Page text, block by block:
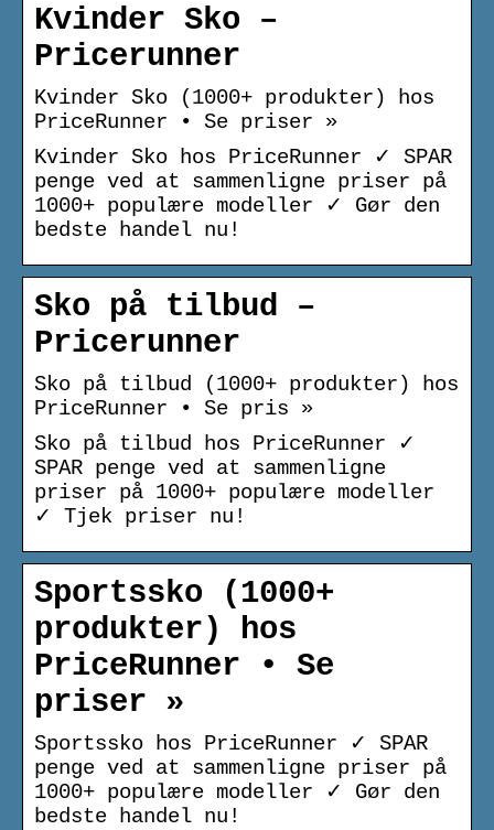
Kvinder Sko –
Pricerunner
Kvinder Sko (1000+ produkter) hos
PriceRunner • Se priser »
Kvinder Sko hos PriceRunner ✓ SPAR
penge ved at sammenligne priser på
1000+ populære modeller ✓ Gør den
bedste handel nu!
Sko på tilbud –
Pricerunner
Sko på tilbud (1000+ produkter) hos
PriceRunner • Se pris »
Sko på tilbud hos PriceRunner ✓
SPAR penge ved at sammenligne
priser på 1000+ populære modeller
✓ Tjek priser nu!
Sportssko (1000+
produkter) hos
PriceRunner • Se
priser »
Sportssko hos PriceRunner ✓ SPAR
penge ved at sammenligne priser på
1000+ populære modeller ✓ Gør den
bedste handel nu!